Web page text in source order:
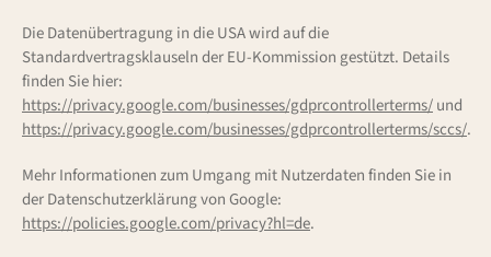
Die Datenübertragung in die USA wird auf die
Standardvertragsklauseln der EU-Kommission gestützt. Details
finden Sie hier:
https://privacy.google.com/businesses/gdprcontrollerterms/und
https://privacy.google.com/businesses/gdprcontrollerterms/sccs/.
Mehr Informationen zum Umgang mit Nutzerdaten finden Sie in
der Datenschutzerklärung von Google:
https://policies.google.com/privacy?hl=de.